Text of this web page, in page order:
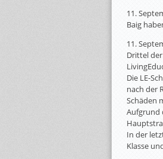
11.
Baig
11.
Drittel
Die LE-
nach der
Schäden
Aufgrund
In der
Klasse